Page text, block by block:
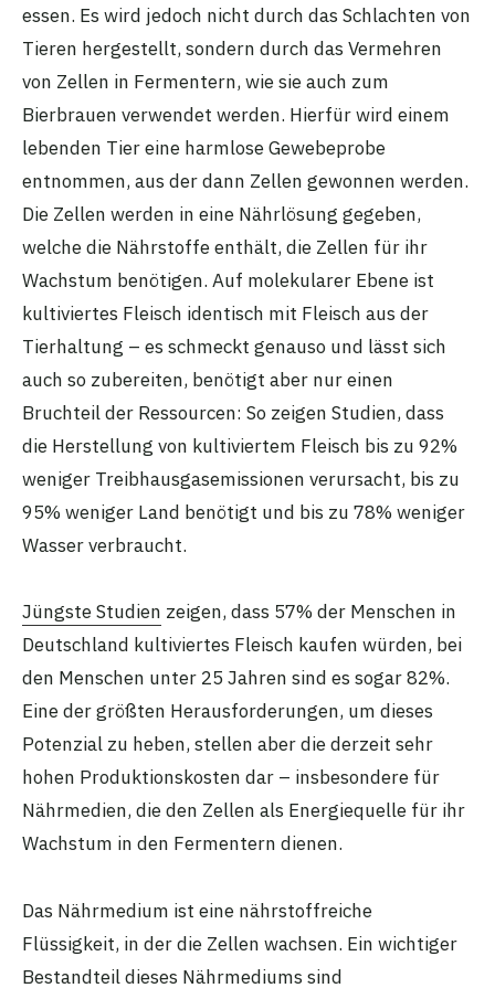
essen. Es wird jedoch nicht durch das Schlachten von
Tieren hergestellt, sondern durch das Vermehren
von Zellen in Fermentern, wie sie auch zum
Bierbrauen verwendet werden. Hierfür wird einem
lebenden Tier eine harmlose Gewebeprobe
entnommen, aus der dann Zellen gewonnen werden.
Die Zellen werden in eine Nährlösung gegeben,
welche die Nährstoffe enthält, die Zellen für ihr
Wachstum benötigen. Auf molekularer Ebene ist
kultiviertes Fleisch identisch mit Fleisch aus der
Tierhaltung – es schmeckt genauso und lässt sich
auch so zubereiten, benötigt aber nur einen
Bruchteil der Ressourcen: So zeigen Studien, dass
die Herstellung von kultiviertem Fleisch bis zu 92%
weniger Treibhausgasemissionen verursacht, bis zu
95% weniger Land benötigt und bis zu 78% weniger
Wasser verbraucht.
Jüngste Studien zeigen, dass 57% der Menschen in
Deutschland kultiviertes Fleisch kaufen würden, bei
den Menschen unter 25 Jahren sind es sogar 82%.
Eine der größten Herausforderungen, um dieses
Potenzial zu heben, stellen aber die derzeit sehr
hohen Produktionskosten dar – insbesondere für
Nährmedien, die den Zellen als Energiequelle für ihr
Wachstum in den Fermentern dienen.
Das Nährmedium ist eine nährstoffreiche
Flüssigkeit, in der die Zellen wachsen. Ein wichtiger
Bestandteil dieses Nährmediums sind